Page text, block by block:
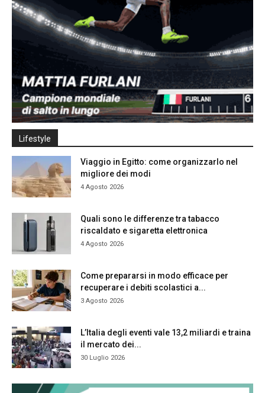
Lifestyle
Viaggio in Egitto: come organizzarlo nel
migliore dei modi
4 Agosto 2026
Quali sono le differenze tra tabacco
riscaldato e sigaretta elettronica
4 Agosto 2026
Come prepararsi in modo efficace per
recuperare i debiti scolastici a...
3 Agosto 2026
L’Italia degli eventi vale 13,2 miliardi e traina
il mercato dei...
30 Luglio 2026